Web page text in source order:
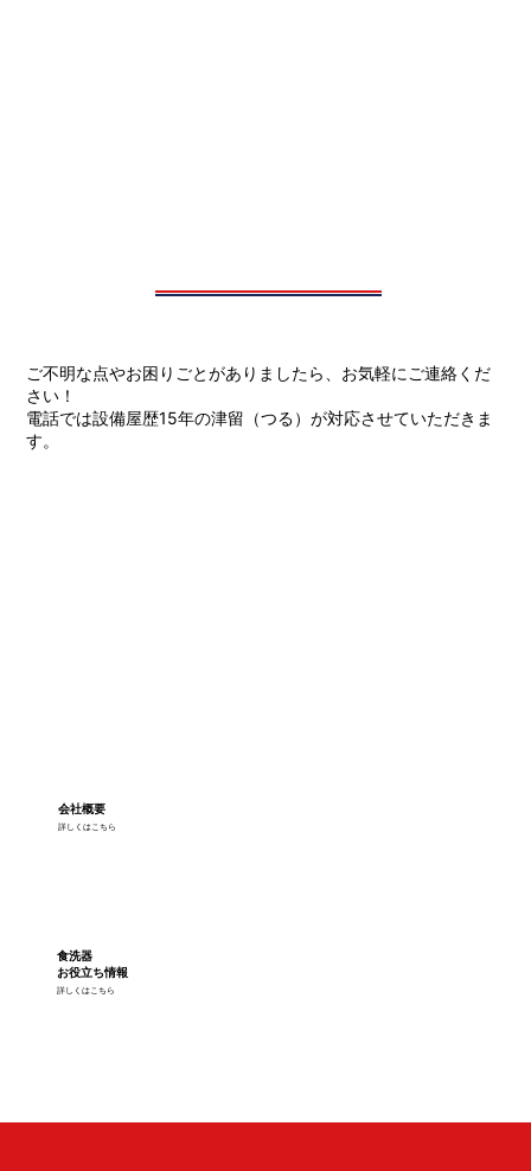
ご不明な点やお困りごとがありましたら、お気軽にご連絡くだ
さい！
電話では設備屋歴15年の津留（つる）が対応させていただきま
す。
詳しくはこちら
会社概要
詳しくはこちら
食洗器
お役立ち情報